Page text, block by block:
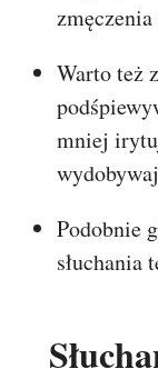
Warto też
mniej
Podobnie
słuchania